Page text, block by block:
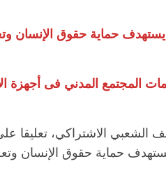
حماية حقوق الإنسان
المجتمع المدني فى أجهزة
الاشتراكي، تعليقا
حماية حقوق الإنسان